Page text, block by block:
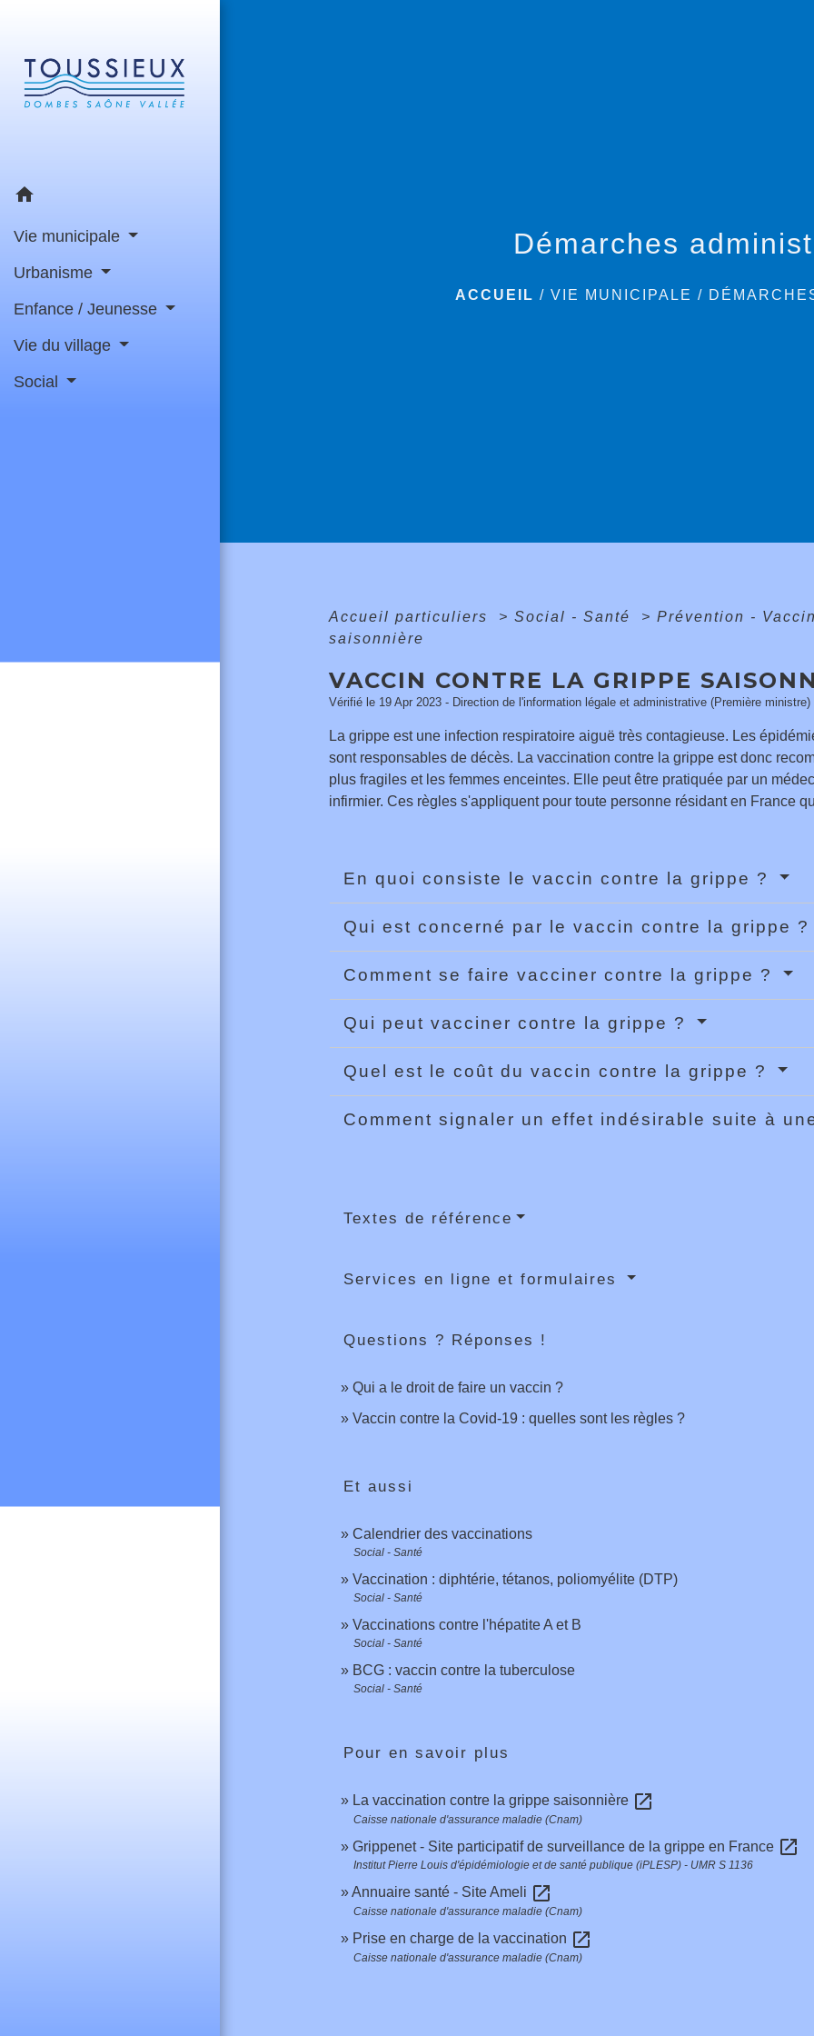
home
Vie municipale
Urbanisme
Enfance / Jeunesse
Vie du village
Social
Démarches
ACCUEIL /VIE MUNICIPALE /
Accueil particuliers > Social - Santé > Prévention -
saisonnière
VACCIN CONTRE LA GRIPPE
Vérifié le 19 Apr 2023 - Direction de l'information légale et administrative (Première ministre)
La grippe est une infection respiratoire aiguë très contagieuse. Les
sont responsables de décès. La vaccination contre la grippe est donc
plus fragiles et les femmes enceintes. Elle peut être pratiquée par un
infirmier. Ces règles s'appliquent pour toute personne résidant en France
En quoi consiste le vaccin contre la grippe ?
Qui est concerné par le vaccin contre la grippe ?
Comment se faire vacciner contre la grippe ?
Qui peut vacciner contre la grippe ?
Quel est le coût du vaccin contre la grippe ?
Comment signaler un effet indésirable suite à
Textes de référence
Services en ligne et formulaires
Questions ? Réponses !
Qui a le droit de faire un vaccin ?
Vaccin contre la Covid-19 : quelles sont les règles ?
Et aussi
Calendrier des vaccinations
Social - Santé
Vaccination : diphtérie, tétanos, poliomyélite (DTP)
Social - Santé
Vaccinations contre l'hépatite A et B
Social - Santé
BCG : vaccin contre la tuberculose
Social - Santé
Pour en savoir plus
La vaccination contre la grippe saisonnière open_in_new
Caisse nationale d'assurance maladie (Cnam)
Grippenet - Site participatif de surveillance de la grippe en France open_in_new
Institut Pierre Louis d'épidémiologie et de santé publique (iPLESP) - UMR S 1136
Annuaire santé - Site Ameli open_in_new
Caisse nationale d'assurance maladie (Cnam)
Prise en charge de la vaccination open_in_new
Caisse nationale d'assurance maladie (Cnam)